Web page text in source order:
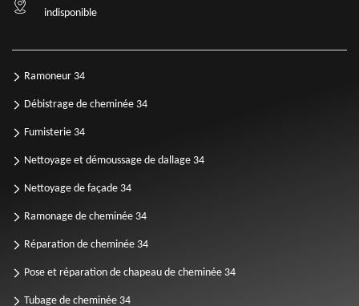
indisponible
Ramoneur 34
Débistrage de cheminée 34
Fumisterie 34
Nettoyage et démoussage de dallage 34
Nettoyage de façade 34
Ramonage de cheminée 34
Réparation de cheminée 34
Pose et réparation de chapeau de cheminée 34
Tubage de cheminée 34